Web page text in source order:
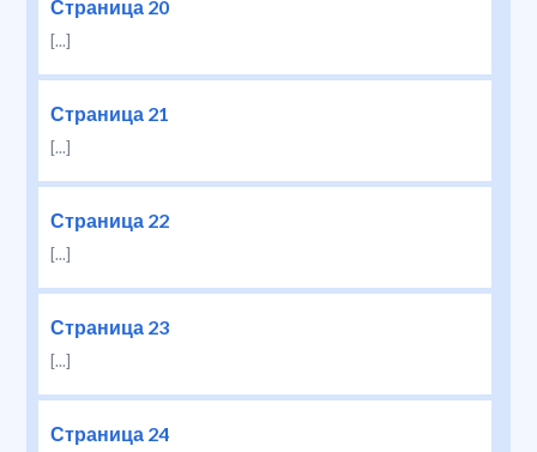
Страница 20
[...]
Страница 21
[...]
Страница 22
[...]
Страница 23
[...]
Страница 24